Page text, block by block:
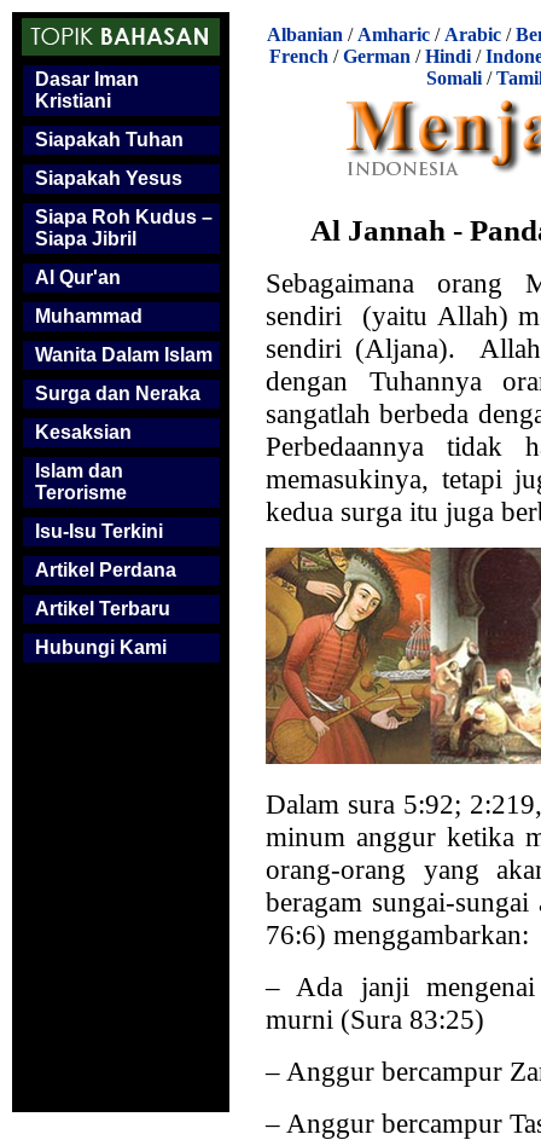
Dasar Iman
Kristiani
Siapakah Tuhan
Siapakah Yesus
Siapa Roh Kudus –
Siapa Jibril
Al Qur'an
Muhammad
Wanita Dalam Islam
Surga dan Neraka
Kesaksian
Islam dan
Terorisme
Isu-Isu Terkini
Artikel Perdana
Artikel Terbaru
Hubungi Kami
Albanian / Amharic / Arabic /
French /German /Hindi /
Somali/
Al Jannah -
Sebagaimana orang
sendiri (yaitu Allah)
sendiri (Aljana).
dengan Tuhannya
sangatlah berbeda
Perbedaannya tidak
memasukinya, tetapi
kedua surga itu juga
Dalam sura 5:92;
minum anggur ketika
orang-orang yang
beragam sungai-
76:6) menggambarkan:
– Ada janji
murni (Sura 83:25)
– Anggur bercampur
– Anggur bercampur